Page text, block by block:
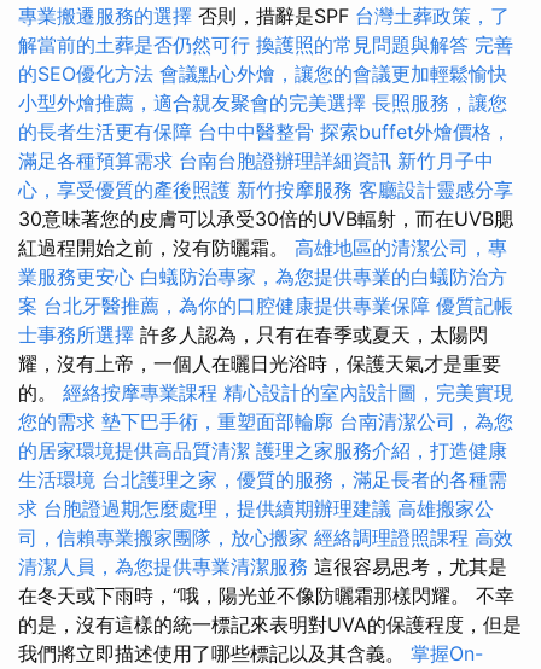
專業搬遷服務的選擇 否則，措辭是SPF 台灣土葬政策，了
解當前的土葬是否仍然可行 換護照的常見問題與解答 完善
的SEO優化方法 會議點心外燴，讓您的會議更加輕鬆愉快
小型外燴推薦，適合親友聚會的完美選擇 長照服務，讓您
的長者生活更有保障 台中中醫整骨 探索buffet外燴價格，
滿足各種預算需求 台南台胞證辦理詳細資訊 新竹月子中
心，享受優質的產後照護 新竹按摩服務 客廳設計靈感分享
30意味著您的皮膚可以承受30倍的UVB輻射，而在UVB腮
紅過程開始之前，沒有防曬霜。 高雄地區的清潔公司，專
業服務更安心 白蟻防治專家，為您提供專業的白蟻防治方
案 台北牙醫推薦，為你的口腔健康提供專業保障 優質記帳
士事務所選擇 許多人認為，只有在春季或夏天，太陽閃
耀，沒有上帝，一個人在曬日光浴時，保護天氣才是重要
的。 經絡按摩專業課程 精心設計的室內設計圖，完美實現
您的需求 墊下巴手術，重塑面部輪廓 台南清潔公司，為您
的居家環境提供高品質清潔 護理之家服務介紹，打造健康
生活環境 台北護理之家，優質的服務，滿足長者的各種需
求 台胞證過期怎麼處理，提供續期辦理建議 高雄搬家公
司，信賴專業搬家團隊，放心搬家 經絡調理證照課程 高效
清潔人員，為您提供專業清潔服務 這很容易思考，尤其是
在冬天或下雨時，“哦，陽光並不像防曬霜那樣閃耀。 不幸
的是，沒有這樣的統一標記來表明對UVA的保護程度，但是
我們將立即描述使用了哪些標記以及其含義。 掌握On-